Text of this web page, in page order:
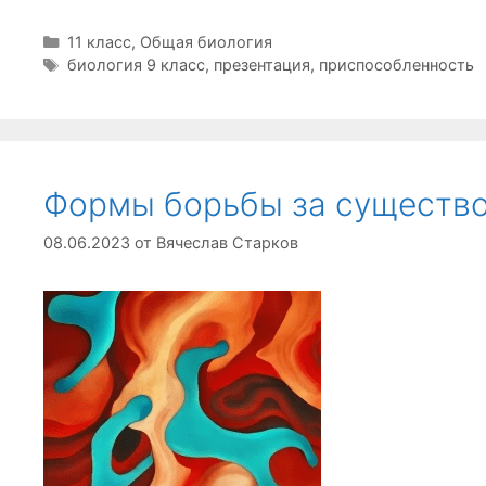
Рубрики
11 класс, Общая биология
Метки
биология 9 класс, презентация, приспособленность
Формы борьбы за
08.06.2023 от Вячеслав Старков